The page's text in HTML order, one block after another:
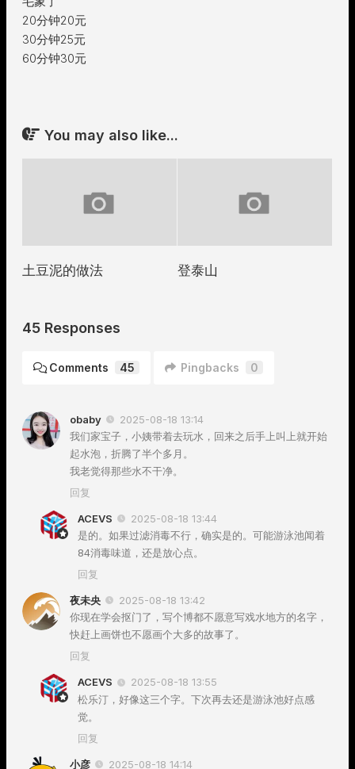
20分钟20元
30分钟25元
60分钟30元
You may also like...
土豆泥的做法 登泰山
45 Responses
Comments 45 Pingbacks 0
obaby
2025-08-18 13:14
我们家宝子，小姨带着去玩水，回来之后手上叫上就开始
起水泡，折腾了半个多月。
我老觉得那些水不干净。
回复
ACEVS
2025-08-18 13:44
是的。如果过滤消毒不行，确实是的。可能游泳池闻着
84消毒味道，还是放心点。
回复
夜未央
2025-08-18 13:42
你现在学会抠门了，写个博都不愿意写戏水地方的名字，
快赶上画饼也不愿画个大多的故事了。
回复
ACEVS
2025-08-18 13:55
松乐汀，好像这三个字。下次再去还是游泳池好点感
觉。
回复
小彦 2025-08-18 14:14